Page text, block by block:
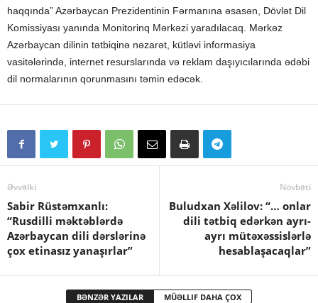
haqqında” Azərbaycan Prezidentinin Fərmanına əsasən, Dövlət Dil
Komissiyası yanında Monitorinq Mərkəzi yaradılacaq. Mərkəz
Azərbaycan dilinin tətbiqinə nəzarət, kütləvi informasiya
vasitələrində, internet resurslarında və reklam daşıyıcılarında ədəbi
dil normalarının qorunmasını təmin edəcək.
Əvvəlki
Sabir Rüstəmxanlı:
“Rusdilli məktəblərdə
Azərbaycan dili dərslərinə
çox etinasız yanaşırlar”
Növbəti
Buludxan Xəlilov: “… onlar
dili tətbiq edərkən ayrı-
ayrı mütəxəssislərlə
hesablaşacaqlar”
BƏNZƏR YAZILAR MÜƏLLIF DAHA ÇOX